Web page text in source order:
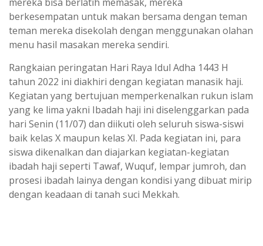
berkesempatan untuk makan bersama dengan teman
teman mereka disekolah dengan menggunakan olahan
menu hasil masakan mereka sendiri.
Rangkaian peringatan Hari Raya Idul Adha 1443 H
tahun 2022 ini diakhiri dengan kegiatan manasik haji.
Kegiatan yang bertujuan memperkenalkan rukun islam
yang ke lima yakni Ibadah haji ini diselenggarkan pada
hari Senin (11/07) dan diikuti oleh seluruh siswa-siswi
baik kelas X maupun kelas XI. Pada kegiatan ini, para
siswa dikenalkan dan diajarkan kegiatan-kegiatan
ibadah haji seperti Tawaf, Wuquf, lempar jumroh, dan
prosesi ibadah lainya dengan kondisi yang dibuat mirip
dengan keadaan di tanah suci Mekkah.